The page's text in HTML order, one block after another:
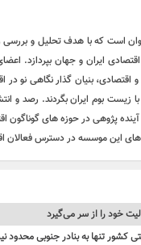
است که با هدف تحلیل و بررسی
ایران و جهان بپردازد.
بنیان گذار نگاهی نو در
زیست بوم ایران بگردند. رصد و
آینده پژوهی در حوزه های
های این موسسه در دسترس فعالان
خود را از سر می‌گیرد
کشور تنها به بنادر جنوبی محدود